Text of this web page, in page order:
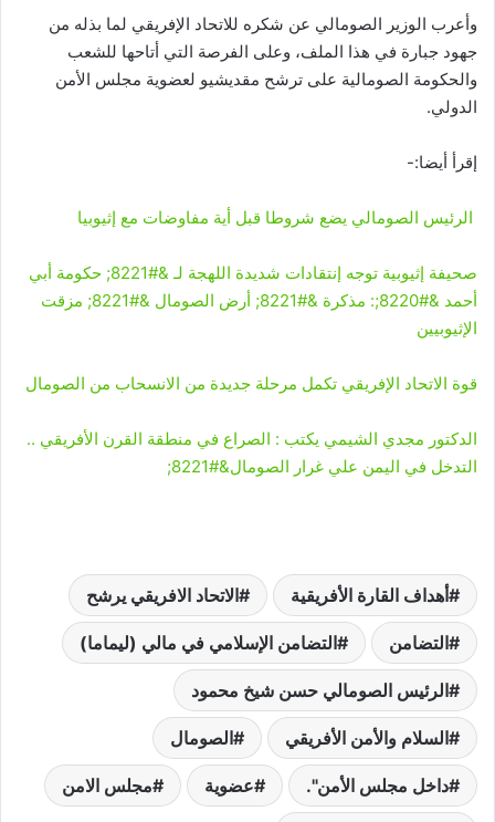
وأعرب الوزير الصومالي عن شكره للاتحاد الإفريقي لما بذله من
جهود جبارة في هذا الملف، وعلى الفرصة التي أتاحها للشعب
والحكومة الصومالية على ترشح مقديشيو لعضوية مجلس الأمن
الدولي.
إقرأ أيضا:-
الرئيس الصومالي يضع شروطا قبل أية مفاوضات مع إثيوبيا
صحيفة إثيوبية توجه إنتقادات شديدة اللهجة لـ &#8221; حكومة أبي
أحمد &#8220;: مذكرة &#8221; أرض الصومال &#8221; مزقت
الإثيوبيين
قوة الاتحاد الإفريقي تكمل مرحلة جديدة من الانسحاب من الصومال
الدكتور مجدي الشيمي يكتب : الصراع في منطقة القرن الأفريقي ..
التدخل في اليمن علي غرار الصومال&#8221;
أهداف القارة الأفريقية الاتحاد الافريقي يرشح
التضامن التضامن الإسلامي في مالي (ليماما)
الرئيس الصومالي حسن شيخ محمود
السلام والأمن الأفريقي الصومال
داخل مجلس الأمن". عضوية مجلس الامن